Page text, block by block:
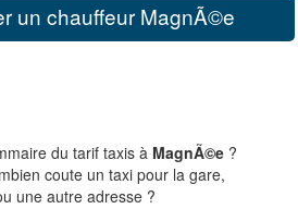
un chauffeur MagnÃ©e
du tarif taxis à MagnÃ©e ?
coute un taxi pour la gare,
une autre adresse ?